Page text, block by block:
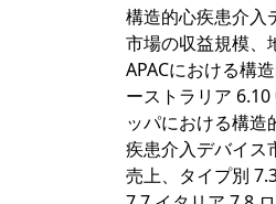
構造的心疾患介入
市場の収益規模、
APACにおける構
ーストラリア
ッパにおける構
疾患介入デバイス
売上、タイプ別